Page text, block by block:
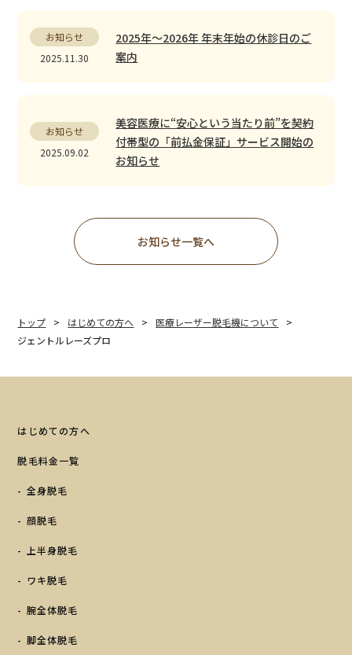
お知らせ
2025.11.30
2025年〜2026年 年末年始の休診日のご
案内
お知らせ
2025.09.02
美容医療に“安心という当たり前”を――契約
付帯型の「前払金保証」サービス開始の
お知らせ
お知らせ一覧へ
トップ はじめての方へ
医療レーザー脱毛機について
ジェントルレーズプロ
はじめての方へ
脱毛料金一覧
全身脱毛
顔脱毛
上半身脱毛
ワキ脱毛
腕全体脱毛
脚全体脱毛